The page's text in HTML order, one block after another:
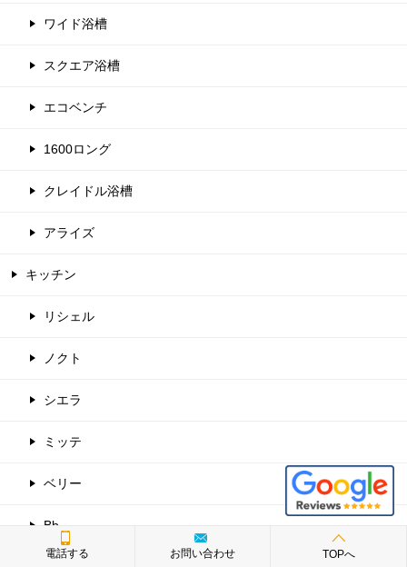
ワイド浴槽
スクエア浴槽
エコベンチ
1600ロング
クレイドル浴槽
アライズ
キッチン
リシェル
ノクト
シエラ
ミッテ
ベリー
Bb
電話する お問い合わせ TOPへ